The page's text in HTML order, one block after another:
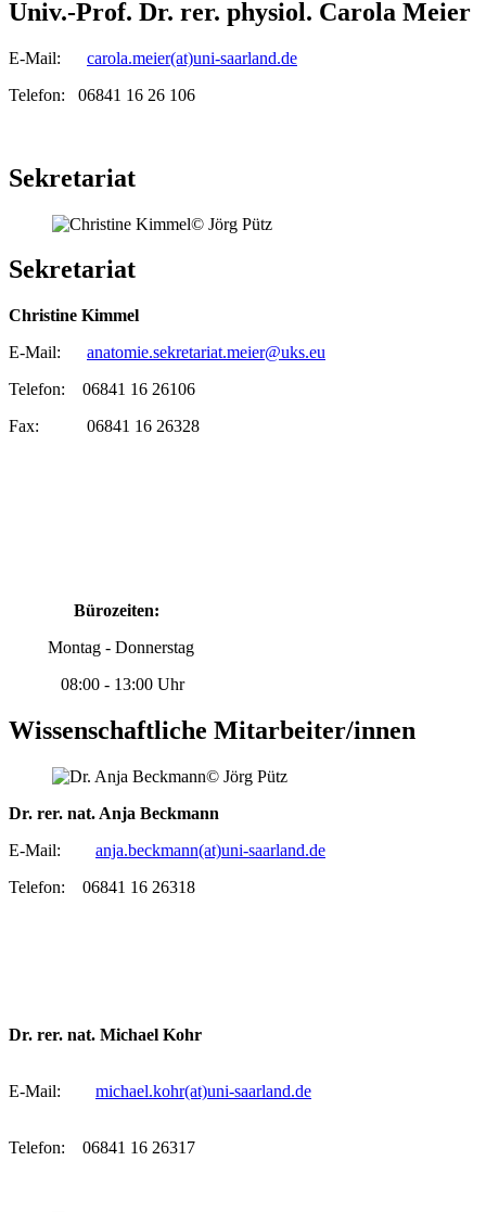
Univ.-Prof. Dr. rer. physiol. Carola Meier
E-Mail: carola.meier(at)uni-saarland.de
Telefon: 06841 16 26 106
Sekretariat
© Jörg Pütz
Sekretariat
Christine Kimmel
E-Mail: anatomie.sekretariat.meier@uks.eu
Telefon: 06841 16 26106
Fax: 06841 16 26328
Bürozeiten:
Montag - Donnerstag
08:00 - 13:00 Uhr
Wissenschaftliche Mitarbeiter/innen
© Jörg Pütz
Dr. rer. nat. Anja Beckmann
E-Mail: anja.beckmann(at)uni-saarland.de
Telefon: 06841 16 26318
Dr. rer. nat. Michael Kohr
E-Mail: michael.kohr(at)uni-saarland.de
Telefon: 06841 16 26317